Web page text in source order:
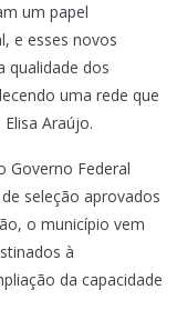
um papel
e esses novos
qualidade dos
uma rede que
Araújo.
Governo Federal
seleção aprovados
o município vem
à
da capacidade